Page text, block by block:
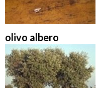
olivo albero